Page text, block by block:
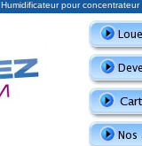
Humidificateur pour